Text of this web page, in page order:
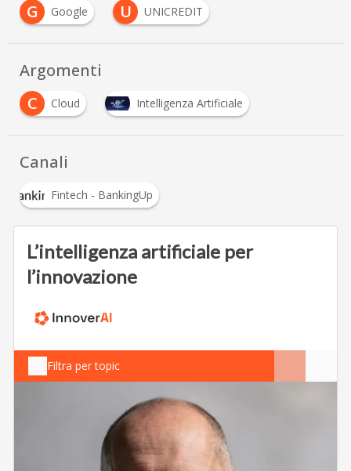
G
Google U UNICREDIT
Argomenti
C
Cloud Intelligenza Artificiale
Canali
Fintech - BankingUp
L’intelligenza artificiale per
l’innovazione
Filtra per topic